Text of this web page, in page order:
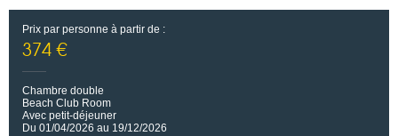
Prix par personne à partir de :
374 €
Chambre double
Beach Club Room
Avec petit-déjeuner
Du 01/04/2026 au 19/12/2026